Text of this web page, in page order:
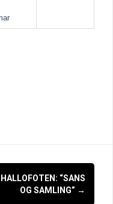
HALLOFOTEN: “SANS
OG SAMLING” →